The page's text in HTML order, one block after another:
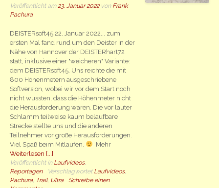
Veröffentlicht am23. Januar 2022von Frank
Pachura
DEISTERsoft45 22. Januar 2022... zum
ersten Mal fand rund um den Deister in der
Nähe von Hannover der DEISTERhart72
statt, inklusive einer "weicheren" Variante:
dem DEISTERsoft45. Uns reichte die mit
800 Höhenmetern ausgeschriebene
Softversion, wobei wir vor dem Start noch
nicht wussten, dass die Höhenmeter nicht
die Herausforderung waren. Die vor lauter
Schlamm teilweise kaum belaufbare
Strecke stellte uns und die anderen
Teilnehmer vor große Herausforderungen.
Viel Spaß beim Mitlaufen.
Mehr
Weiterlesen [...]
Veröffentlicht in Laufvideos,
Reportagen
Verschlagwortet Laufvideos,
Pachura Trail, Ultra
Schreibe einen